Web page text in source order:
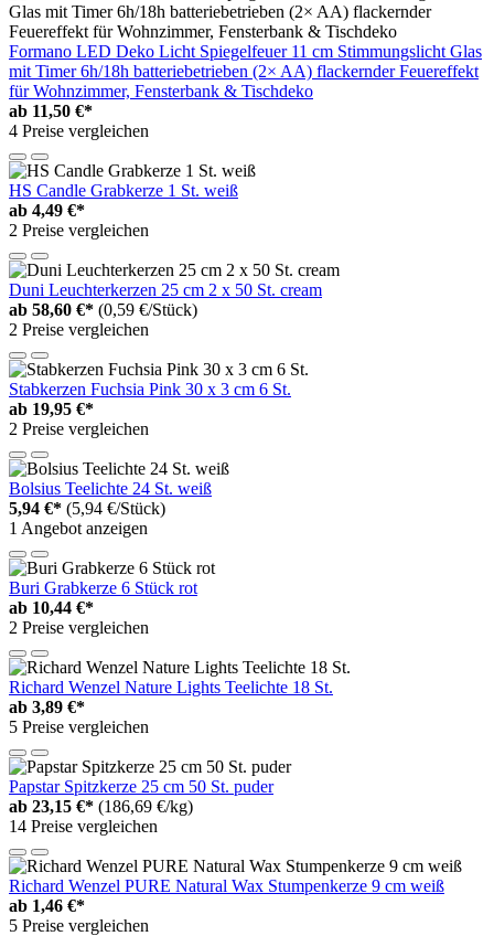
Formano LED Deko Licht Spiegelfeuer 11 cm Stimmungslicht Glas
mit Timer 6h/18h batteriebetrieben (2× AA) flackernder Feuereffekt
für Wohnzimmer, Fensterbank & Tischdeko
ab 11,50 €*
4 Preise vergleichen
HS Candle Grabkerze 1 St. weiß
ab 4,49 €*
2 Preise vergleichen
Duni Leuchterkerzen 25 cm 2 x 50 St. cream
ab 58,60 €* (0,59 €/Stück)
2 Preise vergleichen
Stabkerzen Fuchsia Pink 30 x 3 cm 6 St.
ab 19,95 €*
2 Preise vergleichen
Bolsius Teelichte 24 St. weiß
5,94 €* (5,94 €/Stück)
1 Angebot anzeigen
Buri Grabkerze 6 Stück rot
ab 10,44 €*
2 Preise vergleichen
Richard Wenzel Nature Lights Teelichte 18 St.
ab 3,89 €*
5 Preise vergleichen
Papstar Spitzkerze 25 cm 50 St. puder
ab 23,15 €* (186,69 €/kg)
14 Preise vergleichen
Richard Wenzel PURE Natural Wax Stumpenkerze 9 cm weiß
ab 1,46 €*
5 Preise vergleichen